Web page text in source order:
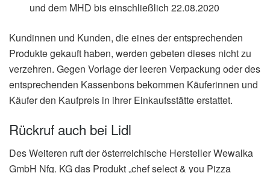
und dem MHD bis einschließlich 22.08.2020
Kundinnen und Kunden, die eines der entsprechenden
Produkte gekauft haben, werden gebeten dieses nicht zu
verzehren. Gegen Vorlage der leeren Verpackung oder des
entsprechenden Kassenbons bekommen Käuferinnen und
Käufer den Kaufpreis in ihrer Einkaufsstätte erstattet.
Rückruf auch bei Lidl
Des Weiteren ruft der österreichische Hersteller Wewalka
GmbH Nfg. KG das Produkt „chef select & you Pizza